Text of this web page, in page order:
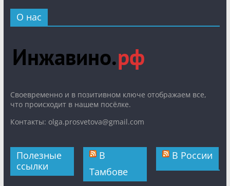
О нас
Cвоевременно и в позитивном ключе отображаем все,
что происходит в нашем посёлке.
Контакты: olga.prosvetova@gmail.com
Полезные
ссылки
В
Тамбове
В России